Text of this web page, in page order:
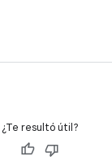
¿Te resultó útil?